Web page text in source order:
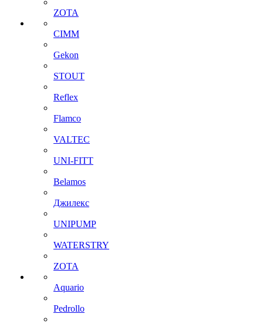
ZOTA
CIMM
Gekon
STOUT
Reflex
Flamco
VALTEC
UNI-FITT
Belamos
Джилекс
UNIPUMP
WATERSTRY
ZOTA
Aquario
Pedrollo